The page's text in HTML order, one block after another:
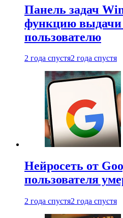
Панель задач
функцию выдачи
пользователю
2 года спустя2 года спустя
Нейросеть от
пользователя
2 года спустя2 года спустя